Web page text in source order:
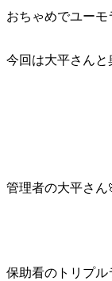
おちゃめでユー
今回は大平さんと
管理者の大平さん
保助看のトリプル